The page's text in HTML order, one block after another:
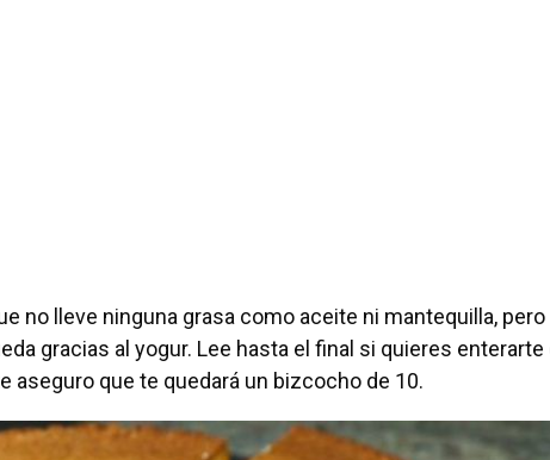
no lleve ninguna grasa como aceite ni mantequilla,
gracias al yogur. Lee hasta el final si quieres enterarte
que te quedará un bizcocho de 10.